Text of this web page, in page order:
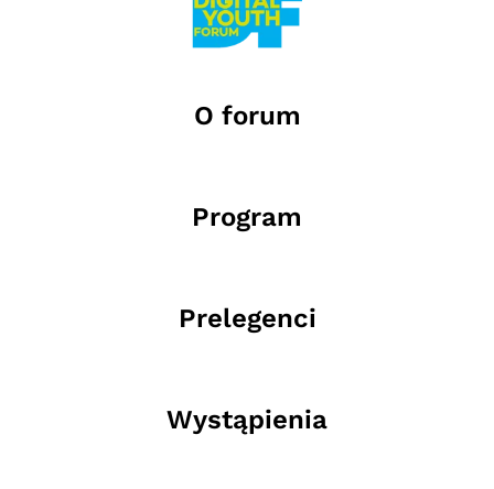
O forum
Program
Prelegenci
Wystąpienia